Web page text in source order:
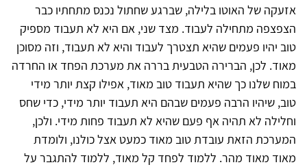
אזעקה של האוטו בלילה, שברגע שחתול נכנס מתחתיו כבר
הצפצפה מתחילה לעבוד. מצד שני, אם היא לא תעבוד מספיק
טוב יהיו פעמים שהיא תצטרך לעבוד והיא לא תעבוד, וזה מסוכן
מאוד. לכן, הברירה הטבעית בררה את מערכת הפחד או החרדה
במוח שלנו כך שהיא תעבוד טוב מאוד, אפילו קצת יותר מידי
טוב, שיהיו הרבה פעמים שבהם היא תעבוד יותר מידי, כדי שחס
וחלילה לא תהיה אף פעם שהיא לא תעבוד פחות מידי. ולכן,
המערכת הזאת עובדת טוב מאוד כמעט אצל כולנו, ולומדת
מאוד מאוד מהר. ללמוד לפחד קל מאוד, ללמוד להתגבר על